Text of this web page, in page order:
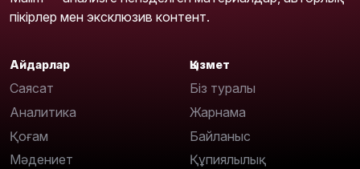
пікірлер мен эксклюзив контент.
Айдарлар
Саясат
Аналитика
Қоғам
Мәдениет
Қызмет
Біз туралы
Жарнама
Байланыс
Құпиялылық